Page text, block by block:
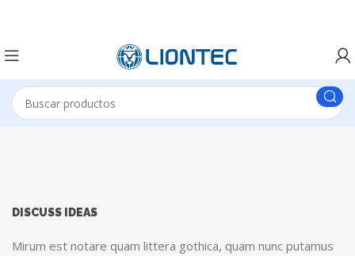
DISCUSS IDEAS
Mirum est notare quam littera gothica, quam nunc putamus